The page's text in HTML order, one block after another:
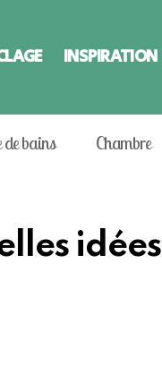
INSPIRATION
de bains Chambre
idées